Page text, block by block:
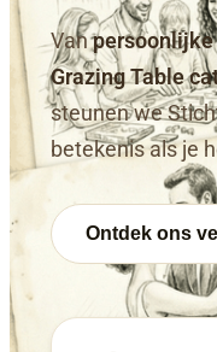
Vanpersoonlijke
Grazing Table
steunen we
betekenis als je
Ontdek ons